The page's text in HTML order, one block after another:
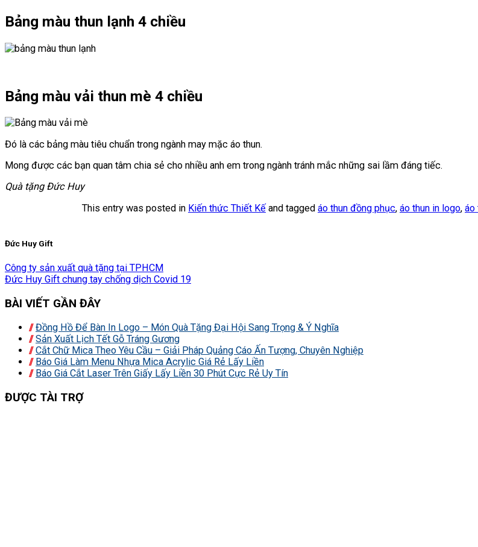
Bảng màu thun lạnh 4 chiều
Bảng màu vải thun mè 4 chiều
Đó là các bảng màu tiêu chuẩn trong ngành may mặc áo thun.
Mong được các bạn quan tâm chia sẻ cho nhiều anh em trong ngành tránh mắc những sai lầm đáng tiếc.
Quà tặng Đức Huy
This entry was posted in Kiến thức Thiết Kế and tagged áo thun đồng phục, áo thun in logo, áo
Đức Huy Gift
Công ty sản xuất quà tặng tại TPHCM
Đức Huy Gift chung tay chống dịch Covid 19
BÀI VIẾT GẦN ĐÂY
Đồng Hồ Để Bàn In Logo – Món Quà Tặng Đại Hội Sang Trọng & Ý Nghĩa
Sản Xuất Lịch Tết Gỗ Tráng Gương
Cắt Chữ Mica Theo Yêu Cầu – Giải Pháp Quảng Cáo Ấn Tượng, Chuyên Nghiệp
Báo Giá Làm Menu Nhựa Mica Acrylic Giá Rẻ Lấy Liền
Báo Giá Cắt Laser Trên Giấy Lấy Liền 30 Phút Cực Rẻ Uy Tín
ĐƯỢC TÀI TRỢ